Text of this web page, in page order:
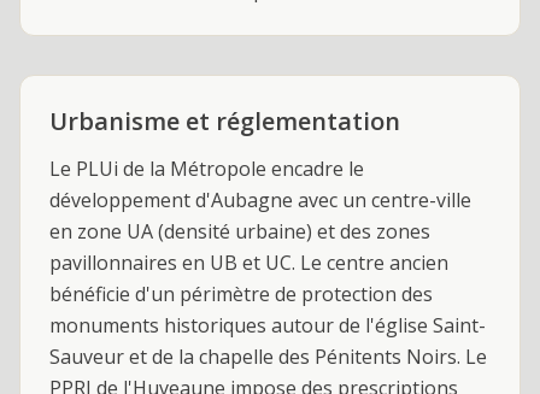
Urbanisme et réglementation
Le PLUi de la Métropole encadre le
développement d'Aubagne avec un centre-ville
en zone UA (densité urbaine) et des zones
pavillonnaires en UB et UC. Le centre ancien
bénéficie d'un périmètre de protection des
monuments historiques autour de l'église Saint-
Sauveur et de la chapelle des Pénitents Noirs. Le
PPRI de l'Huveaune impose des prescriptions